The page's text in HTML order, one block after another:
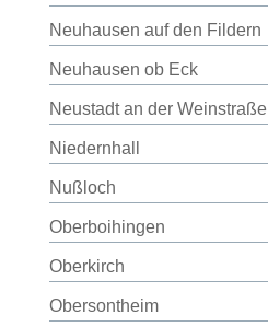
Neuhausen auf den Fildern
Neuhausen ob Eck
Neustadt an der Weinstraße
Niedernhall
Nußloch
Oberboihingen
Oberkirch
Obersontheim